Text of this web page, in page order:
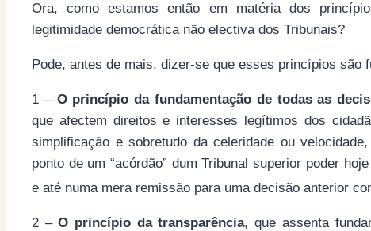
Ora, como estamos então em matéria dos
legitimidade democrática não electiva dos Tribunais?
Pode, antes de mais, dizer-se que esses princípios são
1 – O princípio da fundamentação de todas as
que afectem direitos e interesses legítimos dos
simplificação e sobretudo da celeridade ou
ponto de um “acórdão” dum Tribunal superior poder
e até numa mera remissão para uma decisão anterior
2 –O princípio da transparência, que assenta